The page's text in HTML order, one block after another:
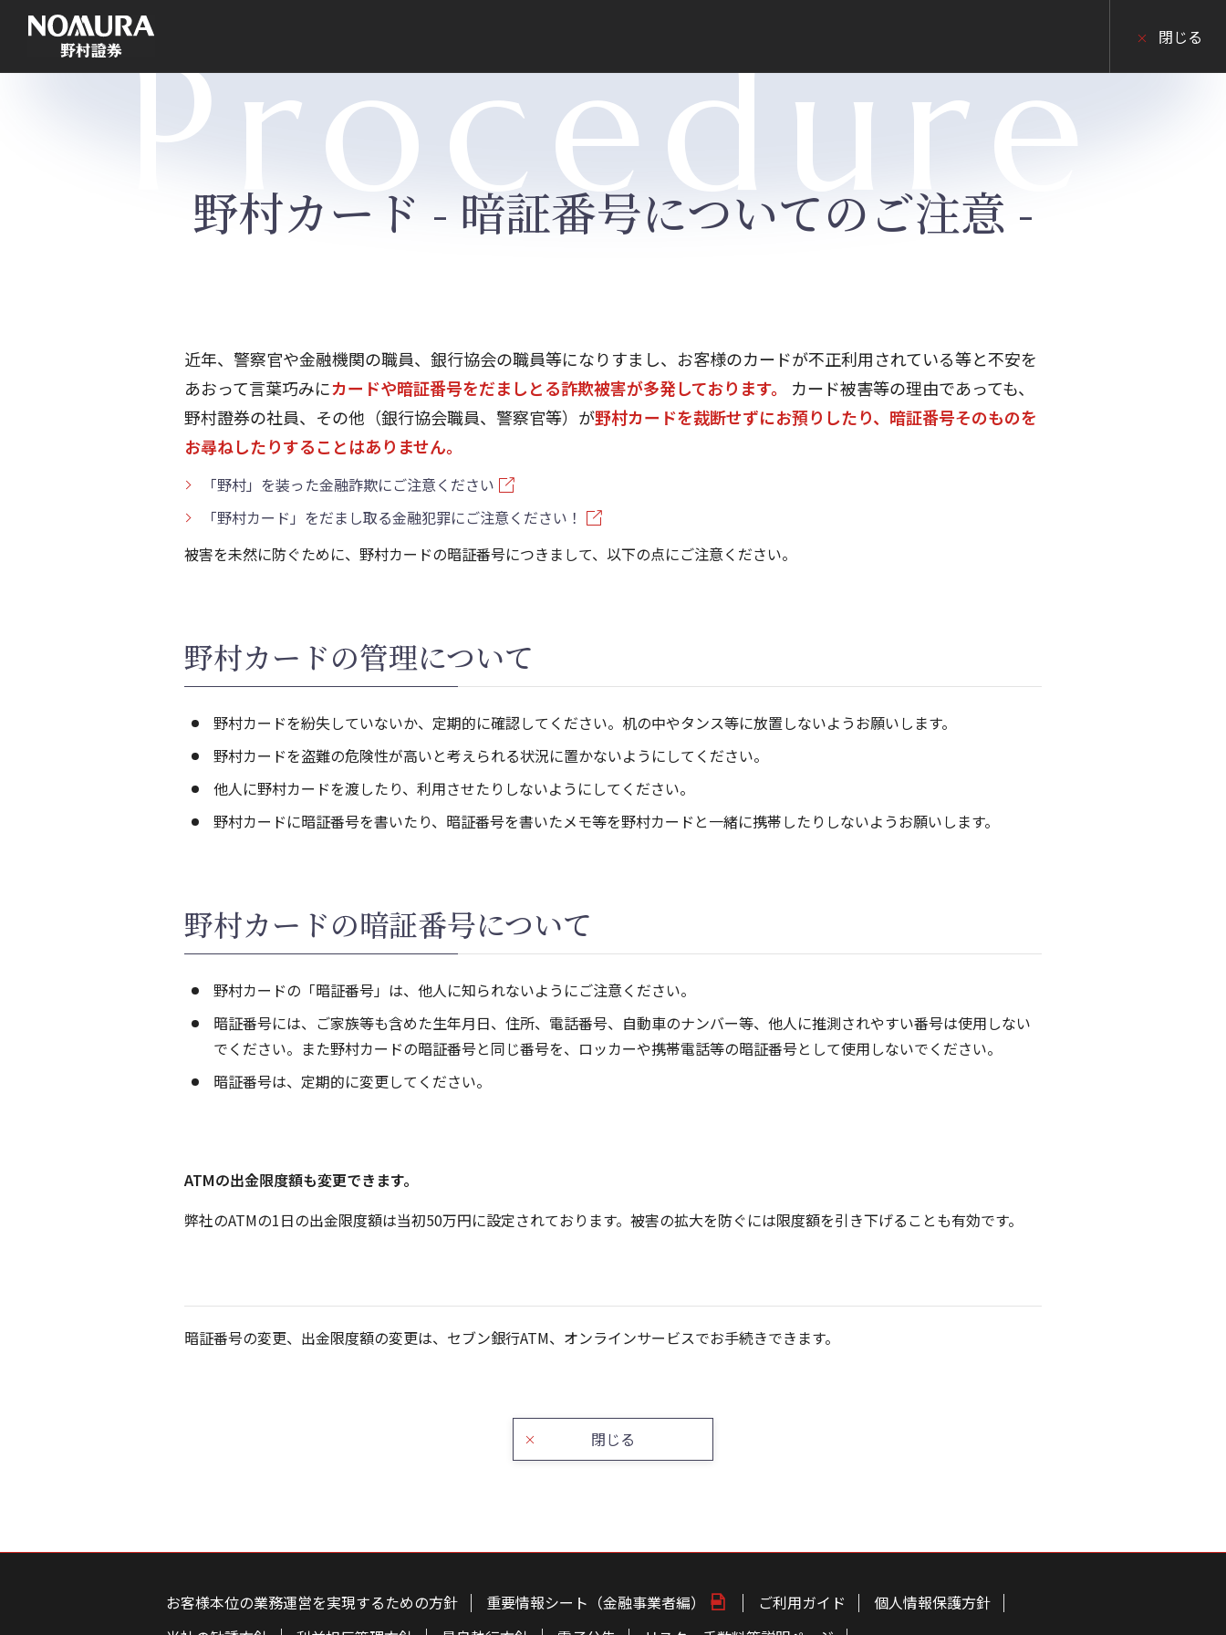
の
閉じる
Procedure
野村カード - 暗証番号についてのご注意 -
近年、警察官や金融機関の職員、銀行協会の職員等になりすまし、お客様のカードが不正利用されている等と不安を
あおって言葉巧みにカードや暗証番号をだましとる詐欺被害が多発しております。
カード被害等の理由であっても、
野村證券の社員、その他（銀行協会職員、警察官等）が野村カードを裁断せずにお預りしたり、暗証番号そのものを
お尋ねしたりすることはありません。
「野村」を装った金融詐欺にご注意ください
「野村カード」をだまし取る金融犯罪にご注意ください！
被害を未然に防ぐために、野村カードの暗証番号につきまして、以下の点にご注意ください。
野村カードの管理について
野村カードを紛失していないか、定期的に確認してください。机の中やタンス等に放置しないようお願いします。
野村カードを盗難の危険性が高いと考えられる状況に置かないようにしてください。
他人に野村カードを渡したり、利用させたりしないようにしてください。
野村カードに暗証番号を書いたり、暗証番号を書いたメモ等を野村カードと一緒に携帯したりしないようお願いします。
野村カードの暗証番号について
野村カードの「暗証番号」は、他人に知られないようにご注意ください。
暗証番号には、ご家族等も含めた生年月日、住所、電話番号、自動車のナンバー等、他人に推測されやすい番号は使用しない
でください。また野村カードの暗証番号と同じ番号を、ロッカーや携帯電話等の暗証番号として使用しないでください。
暗証番号は、定期的に変更してください。
ATMの出金限度額も変更できます。
弊社のATMの1日の出金限度額は当初50万円に設定されております。被害の拡大を防ぐには限度額を引き下げることも有効です。
暗証番号の変更、出金限度額の変更は、セブン銀行ATM、オンラインサービスでお手続きできます。
閉じる
こ
お客様本位の業務運営を実現するための方針 重要情報シート（金融事業者編） ご利用ガイド
個人情報保護方針